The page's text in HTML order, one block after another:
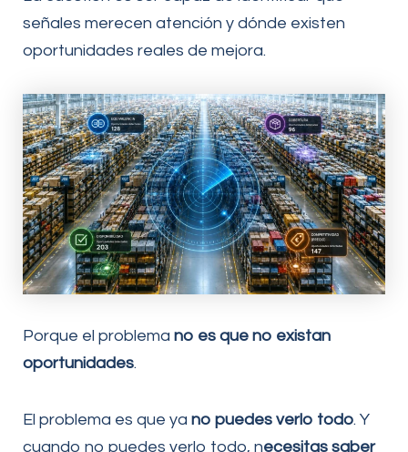
señales merecen atención y dónde existen
oportunidades reales de mejora.
Porque el problemano es que no existan
oportunidades.
El problema es que yano puedes verlo todo. Y
cuando no puedes verlo todo, necesitas saber